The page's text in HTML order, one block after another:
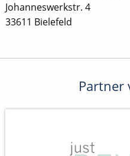
Johanneswerkstr. 4
33611 Bielefeld
Partner